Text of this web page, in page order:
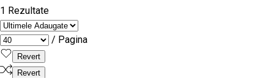
1 Rezultate
/ Pagina
Revert
Revert